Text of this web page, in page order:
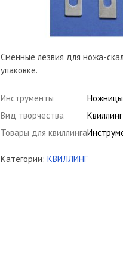
Сменные лезвия для ножа-
упаковке.
Инструменты
Вид творчества
Квиллинг
Товары для квиллинга
Категории: КВИЛЛИНГ